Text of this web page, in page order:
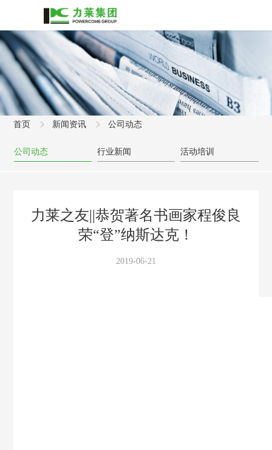
首页 新闻资讯 公司动态
公司动态 行业新闻 活动培训
力莱之友||恭贺著名书画家程俊良
荣“登”纳斯达克！
2019-06-21